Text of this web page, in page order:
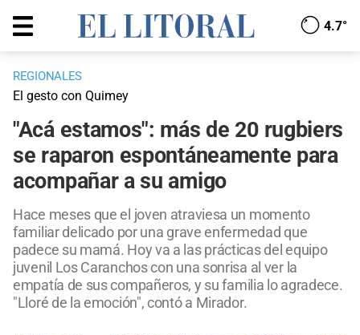
4.7°
REGIONALES
El gesto con Quimey
"Acá estamos": más de 20 rugbiers
se raparon espontáneamente para
acompañar a su amigo
Hace meses que el joven atraviesa un momento
familiar delicado por una grave enfermedad que
padece su mamá. Hoy va a las prácticas del equipo
juvenil Los Caranchos con una sonrisa al ver la
empatía de sus compañeros, y su familia lo agradece.
"Lloré de la emoción", contó a Mirador.